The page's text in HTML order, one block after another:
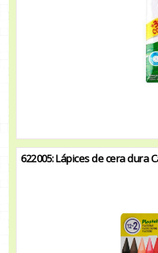
622005: Lápices de cera dura